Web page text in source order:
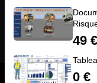
Phone:
© 2026
49 €
0 €